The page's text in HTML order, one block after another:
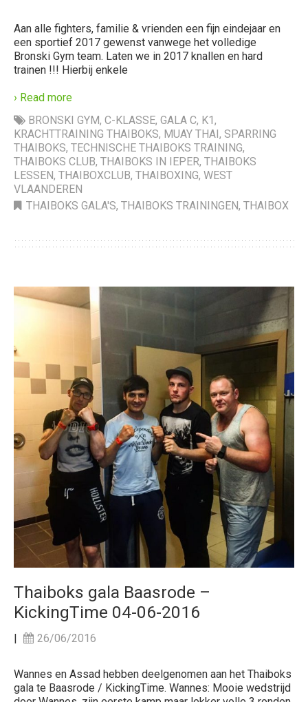
Aan alle fighters, familie & vrienden een fijn eindejaar en
een sportief 2017 gewenst vanwege het volledige
Bronski Gym team. Laten we in 2017 knallen en hard
trainen !!! Hierbij enkele
› Read more
BRONSKI GYM, C-KLASSE, GALA C, K1,
KRACHTTRAINING THAIBOKS, MUAY THAI, SPARRING
THAIBOKS, TECHNISCHE THAIBOKS TRAINING,
THAIBOKS CLUB, THAIBOKS IN IEPER, THAIBOKS
LESSEN, THAIBOXCLUB, THAIBOXING, WEST
VLAANDEREN
THAIBOKS GALA'S, THAIBOKS TRAININGEN, THAIBOX
Thaiboks gala Baasrode –
KickingTime 04-06-2016
| 26/06/2016
Wannes en Assad hebben deelgenomen aan het Thaiboks
gala te Baasrode / KickingTime. Wannes: Mooie wedstrijd